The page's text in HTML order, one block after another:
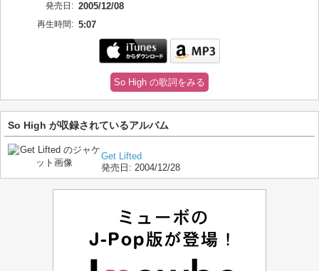
発売日: 2005/12/08
再生時間: 5:07
So High の歌詞をみる
So High が収録されているアルバム
Get Lifted
発売日: 2004/12/28